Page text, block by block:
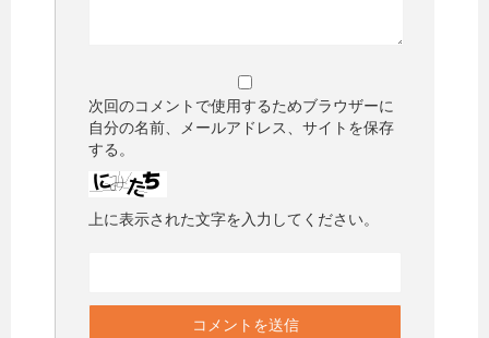
次回のコメントで使用するためブラウザーに
自分の名前、メールアドレス、サイトを保存
する。
上に表示された文字を入力してください。